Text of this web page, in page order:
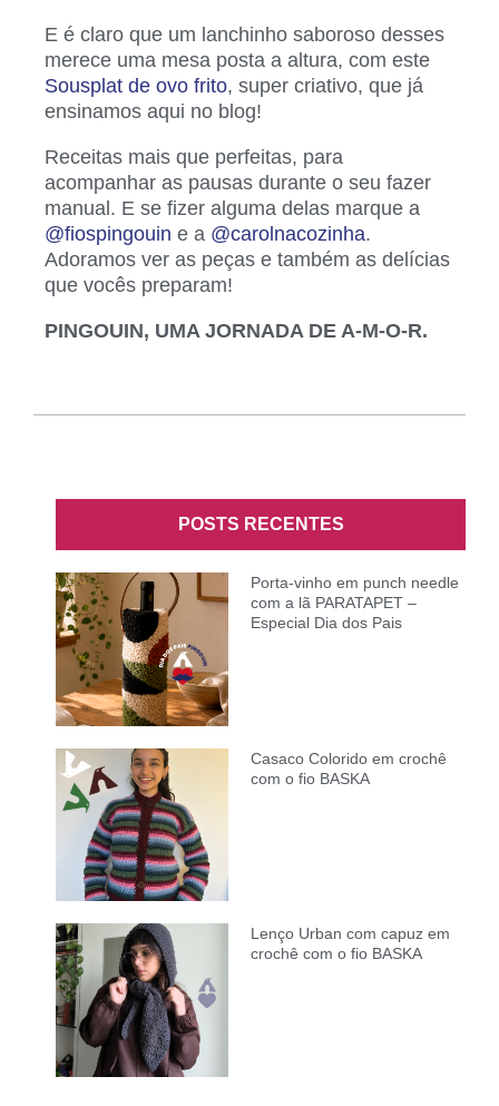
E é claro que um lanchinho saboroso desses
merece uma mesa posta a altura, com este
Sousplat de ovo frito, super criativo, que já
ensinamos aqui no blog!
Receitas mais que perfeitas, para
acompanhar as pausas durante o seu fazer
manual. E se fizer alguma delas marque a
@fiospingouin e a @carolnacozinha.
Adoramos ver as peças e também as delícias
que vocês preparam!
PINGOUIN, UMA JORNADA DE A-M-O-R.
POSTS RECENTES
Porta-vinho em punch needle
com a lã PARATAPET –
Especial Dia dos Pais
Casaco Colorido em crochê
com o fio BASKA
Lenço Urban com capuz em
crochê com o fio BASKA